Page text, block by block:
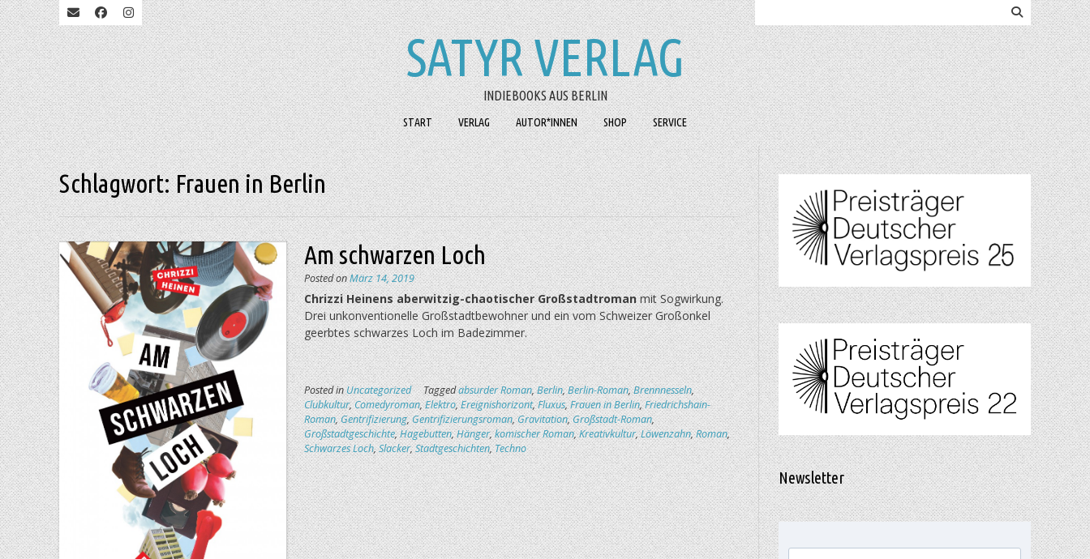
SATYR VERLAG
INDIEBOOKS AUS BERLIN
START VERLAG AUTOR*INNEN SHOP SERVICE
Schlagwort:Frauen in Berlin
Am schwarzen Loch
Posted onMärz 14, 2019
Chrizzi Heinens aberwitzig-chaotischer Großstadtromanmit Sogwirkung.
Drei unkonventionelle Großstadtbewohner und ein vom Schweizer Großonkel
geerbtes schwarzes Loch im Badezimmer.
Posted inUncategorized Taggedabsurder Roman,Berlin,Berlin-Roman,Brennnesseln,
Clubkultur,Comedyroman,Elektro,Ereignishorizont,Fluxus,Frauen in Berlin,Friedrichshain-
Roman,Gentrifizierung,Gentrifizierungsroman,Gravitation,Großstadt-Roman,
Großstadtgeschichte,Hagebutten,Hänger,komischer Roman,Kreativkultur,Löwenzahn,Roman,
Schwarzes Loch,Slacker,Stadtgeschichten,Techno
Newsletter